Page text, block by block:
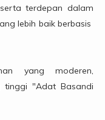
terdepan dalam
lebih baik berbasis
yang moderen,
tinggi "Adat Basandi